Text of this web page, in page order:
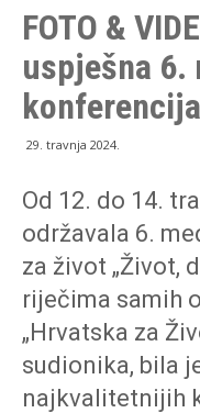
FOTO &
uspješna 6.
29. travnja 2024.
Od 12. do 14.
održavala 6.
za život „Život,
riječima samih
„Hrvatska za
sudionika, bila
najkvalitetnijih